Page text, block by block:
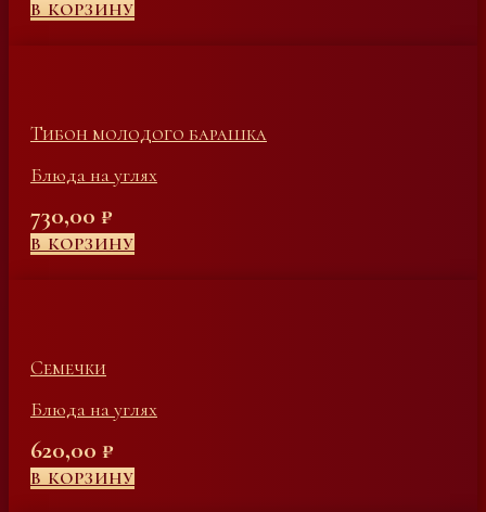
В КОРЗИНУ
Тибон молодого барашка
Блюда на углях
730,00 ₽
В КОРЗИНУ
Семечки
Блюда на углях
620,00 ₽
В КОРЗИНУ